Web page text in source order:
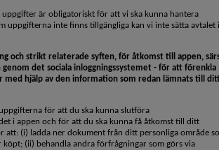
uppgifter är obligatoriskt för att vi ska kunna hantera
uppgifterna inte finns tillgängliga kan vi inte sätta avtalet i
och strikt relaterade syften, för åtkomst till appen,
genom det sociala inloggningssystemet - för att förenkla
med hjälp av den information som redan lämnats till
för att du ska kunna slutföra
i appen och för att du ska kunna få åtkomst till ditt
att: (i) ladda ner dokument från ditt personliga område
(ii) behandla andra förfrågningar som görs via